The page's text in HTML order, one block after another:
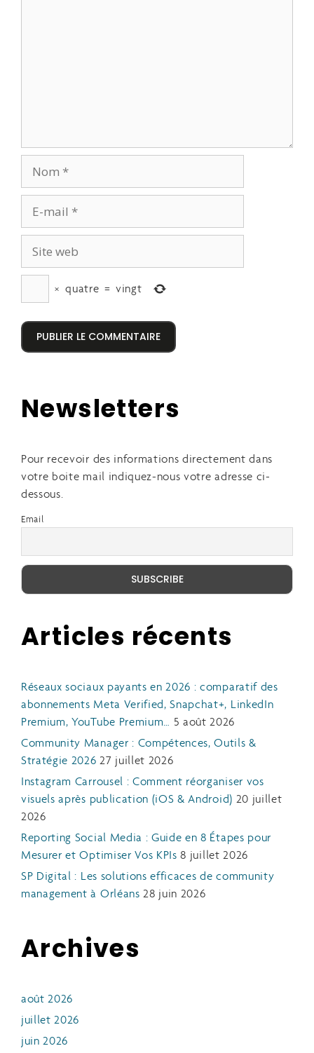
× quatre = vingt
Newsletters
Pour recevoir des informations directement dans
votre boite mail indiquez-nous votre adresse ci-
dessous.
Email
Articles récents
Réseaux sociaux payants en 2026 : comparatif des
abonnements Meta Verified, Snapchat+, LinkedIn
Premium, YouTube Premium… 5 août 2026
Community Manager : Compétences, Outils &
Stratégie 2026 27 juillet 2026
Instagram Carrousel : Comment réorganiser vos
visuels après publication (iOS & Android) 20 juillet
2026
Reporting Social Media : Guide en 8 Étapes pour
Mesurer et Optimiser Vos KPIs 8 juillet 2026
SP Digital : Les solutions efficaces de community
management à Orléans 28 juin 2026
Archives
août 2026
juillet 2026
juin 2026